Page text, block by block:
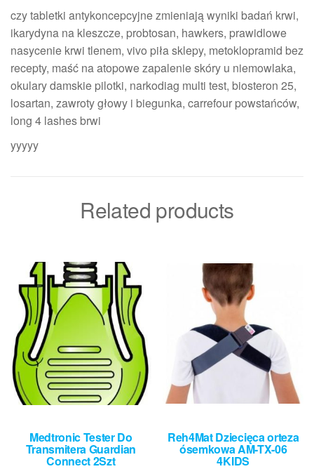
czy tabletki antykoncepcyjne zmieniają wyniki badań krwi,
ikarydyna na kleszcze, probtosan, hawkers, prawidlowe
nasycenie krwi tlenem, vivo piła sklepy, metoklopramid bez
recepty, maść na atopowe zapalenie skóry u niemowlaka,
okulary damskie pilotki, narkodiag multi test, biosteron 25,
losartan, zawroty głowy i biegunka, carrefour powstańców,
long 4 lashes brwi
yyyyy
Related products
Medtronic Tester Do
Transmitera Guardian
Connect 2Szt
Reh4Mat Dziecięca orteza
ósemkowa AM-TX-06
4KIDS